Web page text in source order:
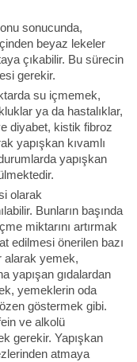
sonucunda,
beyaz lekeler
çıkabilir. Bu sürecin
gerekir.
su içmemek,
ya da hastalıklar,
diyabet, kistik fibroz
yapışkan kıvamlı
yapışkan
olarak
Bunların başında
miktarını artırmak
edilmesi önerilen bazı
alarak yemek,
yapışan gıdalardan
yemeklerin oda
göstermek gibi.
ve alkolü
gerekir. Yapışkan
atmaya